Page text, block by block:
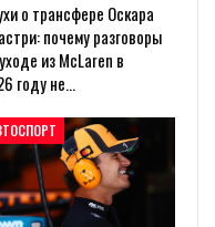
о трансфере Оскара
почему разговоры
из McLaren в
году не…